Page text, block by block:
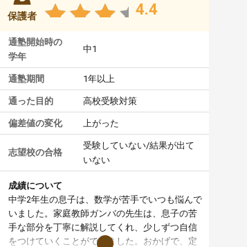
保護者 4.4
通塾開始時の
学年
中1
通塾期間 1年以上
通った目的 高校受験対策
偏差値の変化 上がった
志望校の合格
受験していない/結果が出て
いない
成績について
中学2年生の息子は、数学が苦手でいつも悩んで
いました。家庭教師ガンバの先生は、息子の苦
手な部分を丁寧に解説してくれ、少しずつ自信
をつけていくことができました。おかげで、定